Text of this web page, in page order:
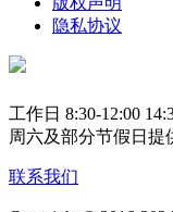
隐私协议
工作日 8:30-12:00
周六及部分节假日提
联系我们